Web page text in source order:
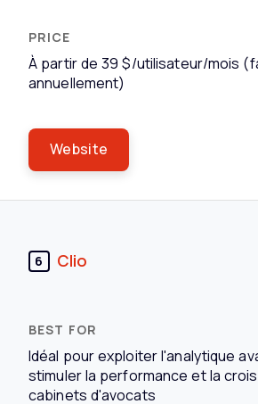
À partir de 39 $/utilisateur/mois
annuellement)
Website
6 Clio
Idéal pour exploiter l'analytique
stimuler la performance et la
cabinets d'avocats